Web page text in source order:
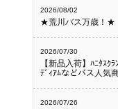
2026/08/02
★荒川バス万歳！★
2026/07/30
【新品入荷】ﾊﾆﾀｽｸ
ﾃﾞｨｱﾑなどバス人気
2026/07/26